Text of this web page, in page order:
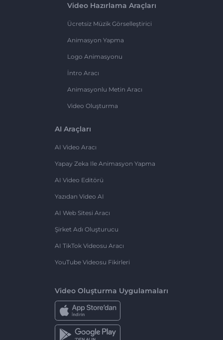
Video Hazırlama Araçları
Ücretsiz Müzik Görselleştirici
Animasyon Yapma
Logo Animasyonu
İntro Aracı
Animasyonlu Metin Aracı
Video Oluşturma
AI Araçları
AI Video Aracı
Yapay Zeka Ile Animasyon Yapma
AI Video Editörü
Yazıdan Video AI
AI Web Sitesi Aracı
Şirket Adı Oluşturucu
AI TikTok Videosu Aracı
YouTube Videosu Fikirleri
Video Oluşturma Uygulamaları